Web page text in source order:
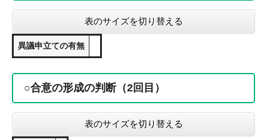
表のサイズを切り替える
異議申立ての有無
○合意の形成の判断（2回目）
表のサイズを切り替える